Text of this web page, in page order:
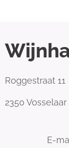
Roggestraat 11
2350 Vosselaar
E-